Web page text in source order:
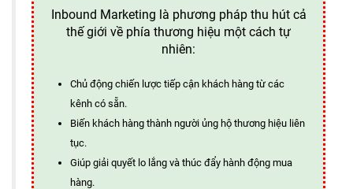
Inbound Marketing là phương pháp thu hút cả
thế giới về phía thương hiệu một cách tự
nhiên:
Chủ động chiến lược tiếp cận khách hàng từ các
kênh có sẵn.
Biến khách hàng thành người ủng hộ thương hiệu liên
tục.
Giúp giải quyết lo lắng và thúc đẩy hành động mua
hàng.